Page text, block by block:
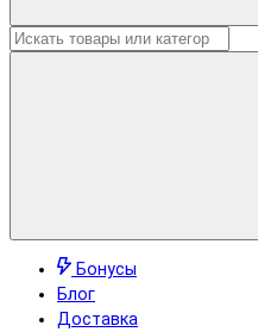
Бонусы
Блог
Доставка